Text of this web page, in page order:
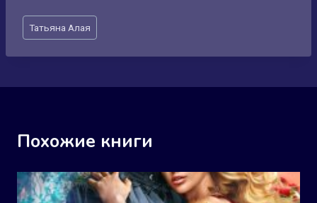
Метки
записи:
Татьяна Алая
Похожие книги